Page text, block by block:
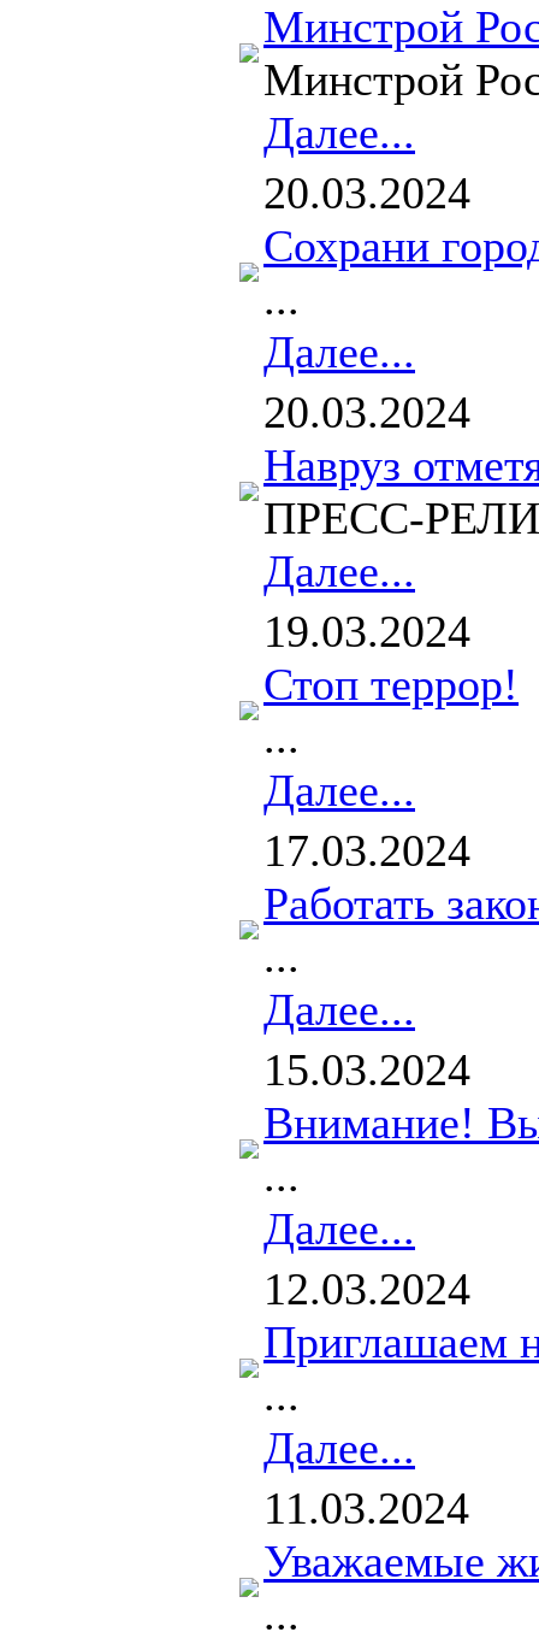
Минстрой
Минстрой
Далее...
20.03.2024
Сохрани
...
Далее...
20.03.2024
Навруз
ПРЕСС-РЕЛИЗ
Далее...
19.03.2024
Стоп террор!
...
Далее...
17.03.2024
Работать
...
Далее...
15.03.2024
Внимание!
...
Далее...
12.03.2024
Приглашаем
...
Далее...
11.03.2024
Уважаемые
...